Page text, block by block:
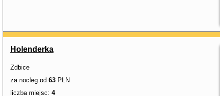
Holenderka
Zdbice
za nocleg od 63 PLN
liczba miejsc: 4